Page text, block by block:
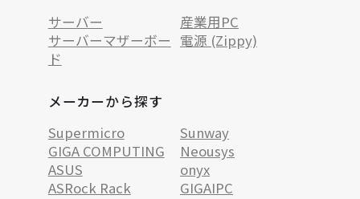
サーバー
産業用PC
サーバーマザーボー
ド
電源 (Zippy)
メーカーから探す
Supermicro
Sunway
GIGA COMPUTING
Neousys
ASUS
onyx
ASRock Rack
GIGAIPC